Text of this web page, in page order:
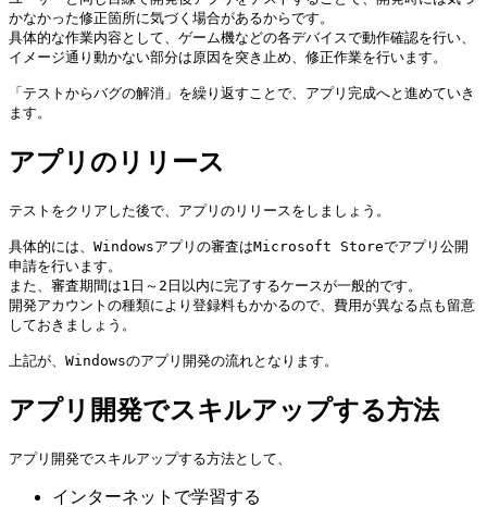
かなかった修正箇所に気づく場合があるからです。
具体的な作業内容として、ゲーム機などの各デバイスで動作確認を行い、
イメージ通り動かない部分は原因を突き止め、修正作業を行います。
「テストからバグの解消」を繰り返すことで、アプリ完成へと進めていき
ます。
アプリのリリース
テストをクリアした後で、アプリのリリースをしましょう。
具体的には、Windowsアプリの審査はMicrosoft Storeでアプリ公開
申請を行います。
また、審査期間は1日～2日以内に完了するケースが一般的です。
開発アカウントの種類により登録料もかかるので、費用が異なる点も留意
しておきましょう。
上記が、Windowsのアプリ開発の流れとなります。
アプリ開発でスキルアップする方法
アプリ開発でスキルアップする方法として、
インターネットで学習する